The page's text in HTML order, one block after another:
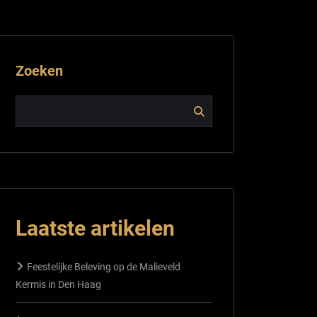
Zoeken
Laatste artikelen
Feestelijke Beleving op de Malieveld
Kermis in Den Haag